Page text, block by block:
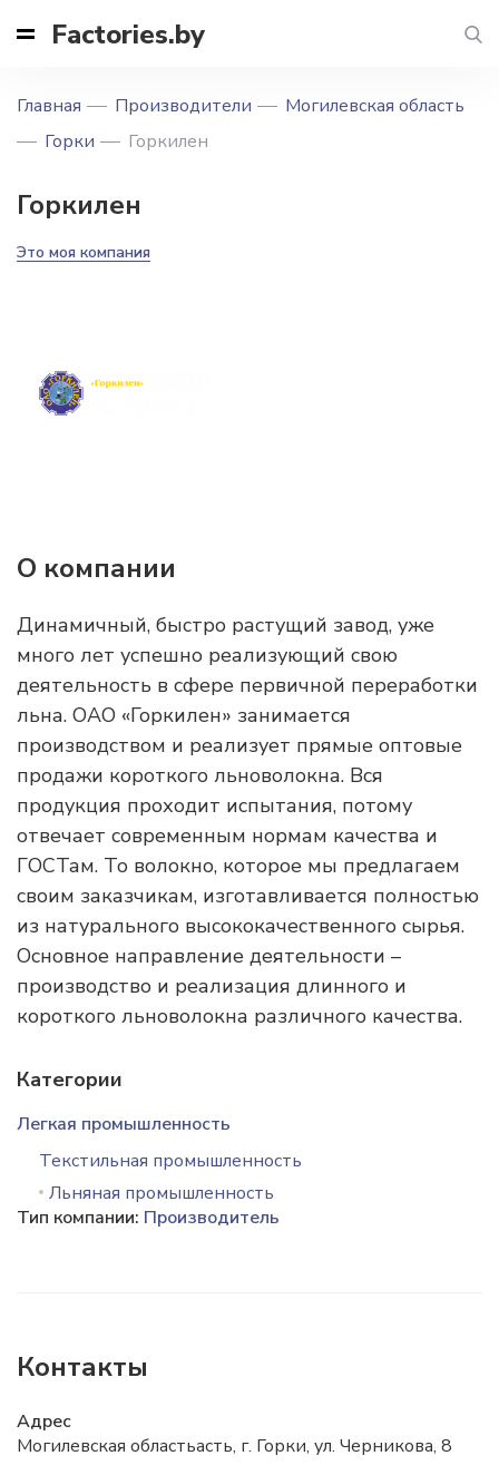
Factories.by
Главная Производители
Могилевская область
Горки
Горкилен
Горкилен
Это моя компания
О компании
Динамичный, быстро растущий завод, уже
много лет успешно реализующий свою
деятельность в сфере первичной переработки
льна. ОАО «Горкилен» занимается
производством и реализует прямые оптовые
продажи короткого льноволокна. Вся
продукция проходит испытания, потому
отвечает современным нормам качества и
ГОСТам. То волокно, которое мы предлагаем
своим заказчикам, изготавливается полностью
из натурального высококачественного сырья.
Основное направление деятельности –
производство и реализация длинного и
короткого льноволокна различного качества.
Категории
Легкая промышленность
Текстильная промышленность
Льняная промышленность
Тип компании: Производитель
Контакты
Адрес
Могилевская областьасть, г. Горки, ул. Черникова, 8